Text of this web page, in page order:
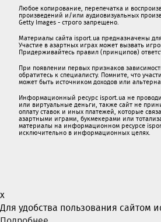
Любое копирование, перепечатка и
произведений и/или аудиовизуальных
Getty Images - строго запрещено.
Материалы сайта isport.ua предназначены
Участие в азартных играх может вызвать
Придерживайтесь правил (принципов)
При появлении первых признаков
обратитесь к специалисту. Помните, что
может быть источником доходов или
Информационный ресурс isport.ua не
или виртуальные деньги, также сайт не
oплaту ставок и иных платежей, которые
азартными игрaми, букмекерами или
материалы на информационном ресурсе
исключительно в информационных целях.
x
Для удобства пользования сайтом